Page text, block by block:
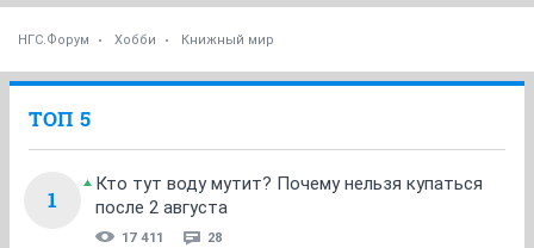
НГС.Форум Хобби Книжный мир
ТОП 5
1
Кто тут воду мутит? Почему нельзя купаться
после 2 августа
17 411 28